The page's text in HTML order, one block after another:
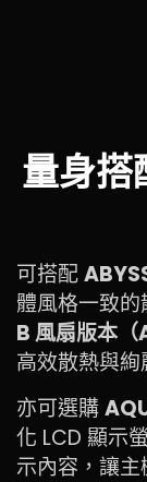
量身搭
可搭配
體風格一致
B 風扇版本（
高效散熱與
亦可選購
化 LCD 顯示
示內容，讓